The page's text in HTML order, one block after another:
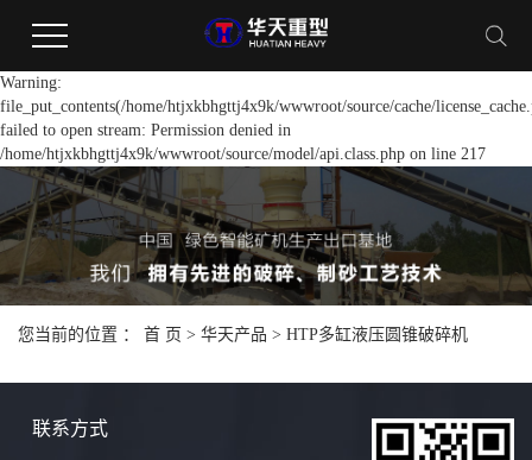
Warning:
file_put_contents(/home/htjxkbhgttj4x9k/wwwroot/source/cache/
failed to open stream: Permission denied in
/home/htjxkbhgttj4x9k/wwwroot/source/model/api.class.php on line 217
您当前的位置 ： 首 页 > 华天产品 > HTP多缸液压圆锥破碎机
联系方式